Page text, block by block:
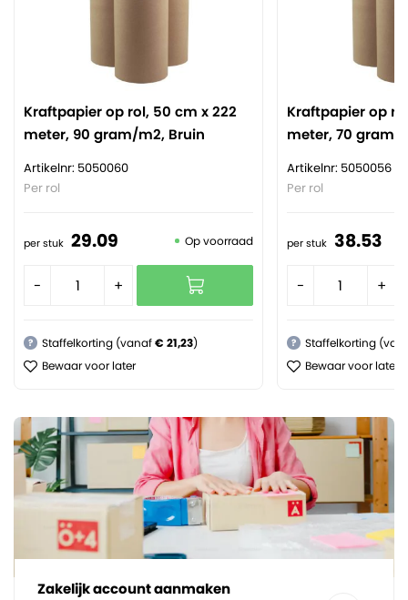
Kraftpapier op rol, 50 cm x 222
meter, 90 gram/m2, Bruin
Artikelnr: 5050060
Per rol
per stuk 29.09 Op voorraad
- +
? Staffelkorting (vanaf€ 21,23)
Bewaar voor later
Kraftpapier op
meter, 70 gram/
Artikelnr: 5050056
Per rol
per stuk 38.53
- +
?
Staffelkorting
Bewaar voor later
Zakelijk account aanmaken